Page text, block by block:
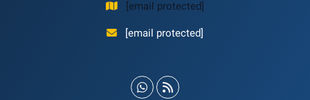
[email protected]
[email protected]